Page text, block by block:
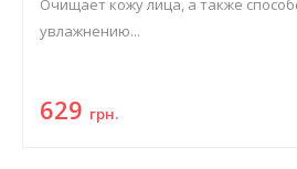
Очищает кожу лица, а также
увлажнению...
629 грн.